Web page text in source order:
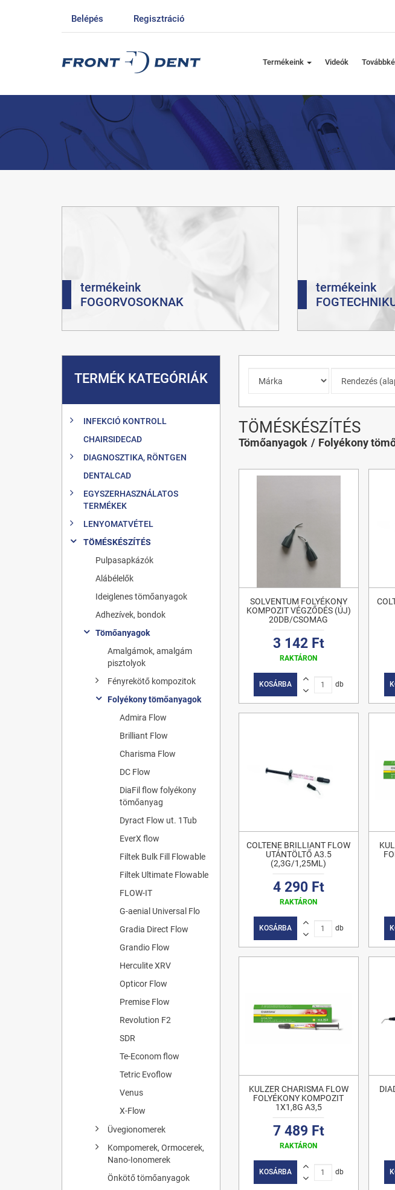
Belépés Regisztráció
Termékeink Videók
termékeink
FOGORVOSOKNAK
termékeink
TERMÉK KATEGÓRIÁK
INFEKCIÓ KONTROLL
CHAIRSIDECAD
DIAGNOSZTIKA, RÖNTGEN
DENTALCAD
EGYSZERHASZNÁLATOS
TERMÉKEK
LENYOMATVÉTEL
TÖMÉSKÉSZÍTÉS
Pulpasapkázók
Alábélelők
Ideiglenes tömőanyagok
Adhezívek, bondok
Tömőanyagok
Amalgámok, amalgám
pisztolyok
Fényrekötő kompozitok
Folyékony tömőanyagok
Admira Flow
Brilliant Flow
Charisma Flow
DC Flow
DiaFil flow folyékony
tömőanyag
Dyract Flow ut. 1Tub
EverX flow
Filtek Bulk Fill Flowable
Filtek Ultimate Flowable
FLOW-IT
G-aenial Universal Flo
Gradia Direct Flow
Grandio Flow
Herculite XRV
Opticor Flow
Premise Flow
Revolution F2
SDR
Te-Econom flow
Tetric Evoflow
Venus
X-Flow
Üvegionomerek
Kompomerek, Ormocerek,
Nano-Ionomerek
Önkötő tömőanyagok
TÖMÉSKÉSZÍTÉS
Tömőanyagok Folyékony
SOLVENTUM FOLYÉKONY
KOMPOZIT VÉGZŐDÉS (ÚJ)
20DB/CSOMAG
3 142 Ft
RAKTÁRON
KOSÁRBA db
COLTENE BRILLIANT FLOW
UTÁNTÖLTŐ A3.5
(2,3G/1,25ML)
4 290 Ft
RAKTÁRON
KOSÁRBA db
KULZER CHARISMA FLOW
FOLYÉKONY KOMPOZIT
1X1,8G A3,5
7 489 Ft
RAKTÁRON
KOSÁRBA db